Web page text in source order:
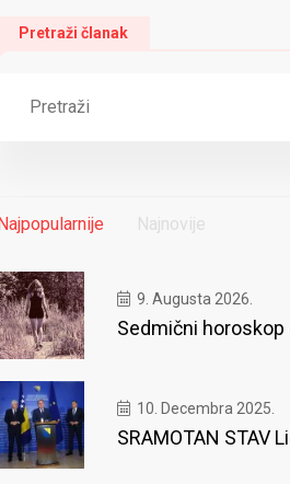
Pretraži članak
Najnovije
9. Augusta 2026.
Sedmični horoskop
10. Decembra 2025.
SRAMOTAN STAV